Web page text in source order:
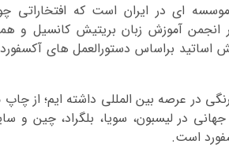
موسسه ای در ایران است که افتخاراتی
آموزش زبان بریتیش کانسیل و
اساتید براساس دستورالعمل های
در عرصه بین المللی داشته ایم؛ از چاپ
در لیسبون، سویا، بلگراد، چین و
است.